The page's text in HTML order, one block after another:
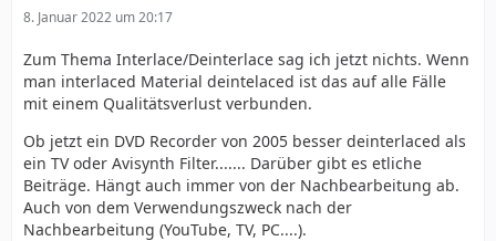
8. Januar 2022 um 20:17
Zum Thema Interlace/Deinterlace sag ich jetzt nichts. Wenn
man interlaced Material deintelaced ist das auf alle Fälle
mit einem Qualitätsverlust verbunden.
Ob jetzt ein DVD Recorder von 2005 besser deinterlaced als
ein TV oder Avisynth Filter....... Darüber gibt es etliche
Beiträge. Hängt auch immer von der Nachbearbeitung ab.
Auch von dem Verwendungszweck nach der
Nachbearbeitung (YouTube, TV, PC....).